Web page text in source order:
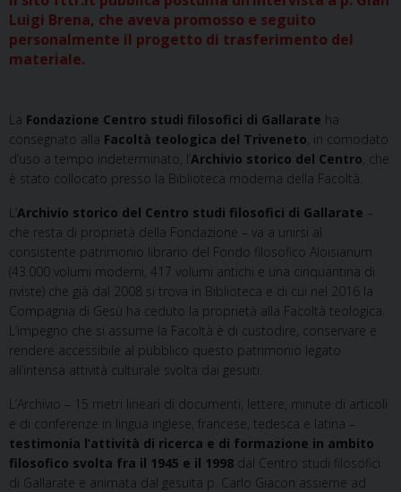
Luigi Brena, che aveva promosso e seguito
personalmente il progetto di trasferimento del
materiale.
La Fondazione Centro studi filosofici di Gallarate ha
consegnato alla Facoltà teologica del Triveneto , in comodato
d’uso a tempo indeterminato, l’Archivio storico del Centro , che
è stato collocato presso la Biblioteca moderna della Facoltà.
L’Archivio storico del Centro studi filosofici di Gallarate –
che resta di proprietà della Fondazione – va a unirsi al
consistente patrimonio librario del Fondo filosofico Aloisianum
(43.000 volumi moderni, 417 volumi antichi e una cinquantina di
riviste) che già dal 2008 si trova in Biblioteca e di cui nel 2016 la
Compagnia di Gesù ha ceduto la proprietà alla Facoltà teologica.
L’impegno che si assume la Facoltà è di custodire, conservare e
rendere accessibile al pubblico questo patrimonio legato
all’intensa attività culturale svolta dai gesuiti.
L’Archivio – 15 metri lineari di documenti, lettere, minute di articoli
e di conferenze in lingua inglese, francese, tedesca e latina –
testimonia l’attività di ricerca e di formazione in ambito
filosofico svolta fra il 1945 e il 1998 dal Centro studi filosofici
di Gallarate e animata dal gesuita p. Carlo Giacon assieme ad